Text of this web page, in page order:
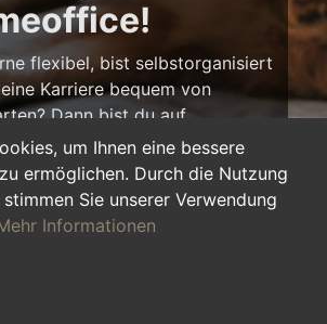
um Ihnen eine bessere
ermöglichen. Durch die Nutzung
Sie unserer Verwendung
Informationen
flexibel, bist selbstorganisiert
Karriere bequem von
Dann bist du auf
genau richtig! Hier findest
Praktika und
oder teilweise im Homeoffice
– von IT über Marketing
im Homeoffice und gestalte
nach deinen Vorstellungen!